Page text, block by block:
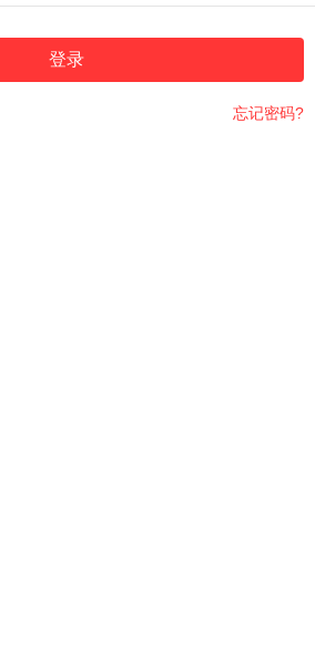
登录
忘记密码?